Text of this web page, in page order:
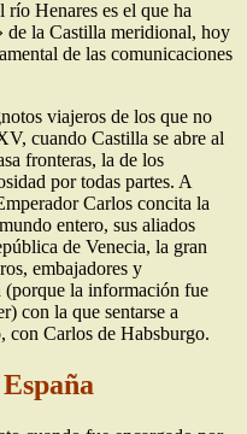
Henares es el que ha
de la Castilla meridional, hoy
de las comunicaciones
viajeros de los que no
cuando Castilla se abre al
fronteras, la de los
por todas partes. A
Carlos concita la
entero, sus aliados
de Venecia, la gran
embajadores y
(porque la información fue
con la que sentarse a
con Carlos de Habsburgo.